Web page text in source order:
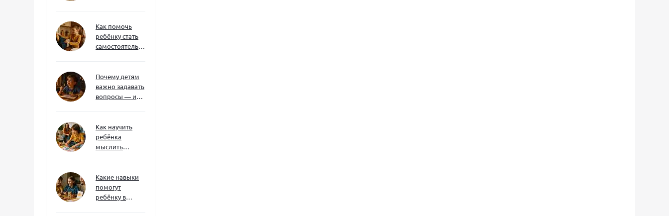
ребёнка
успешным
Как помочь
ребёнку стать
самостоятельным
Почему детям
важно задавать
вопросы — и
Как научить
ребёнка
мыслить
сложностей
Какие навыки
помогут
ребёнку в